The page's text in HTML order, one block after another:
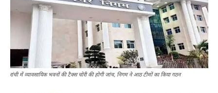
रांची में व्यावसायिक भवनों की टैक्स चोरी की होगी जांच, निगम ने आठ टीमों का किया गठन